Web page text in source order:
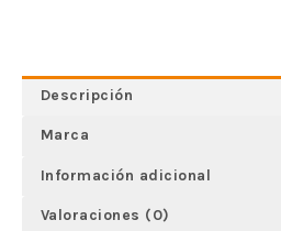
Descripción
Marca
Información adicional
Valoraciones (0)